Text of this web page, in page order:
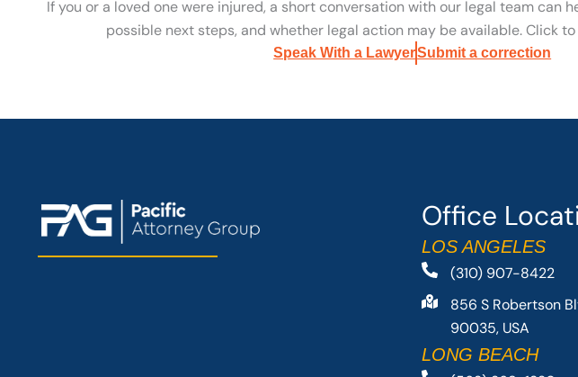
If you or a loved one were injured, a short conversation with our legal team can
possible next steps, and whether legal action may be available. Click to
Speak With a LawyerSubmit a correction
Office
LOS ANGELES
(310) 907-8422
856 S Robertson
90035, USA
LONG BEACH